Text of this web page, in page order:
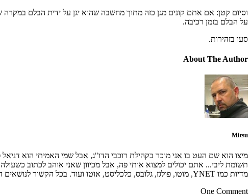
וסיום קטן: אם אתם קונים מגן כזה מתוך מחשבה שהוא יגן על ידית הבלם
על הבלם בזמן רכיבה.
סעו בזהירות.
About The Author
Mitsu
מיצו הוא שם העט בו אני מוכר בקהילת רוכבי הדו"ג, אבל שמי האמיתי הוא
תשומת ליבי... אתם יכולים למצוא אותי פה, אבל מכיוון שאני אוהב לכתוב
מדיות כמו YNET, מוטו, פולגז, גלובס, כלכליסט, אוטו ועוד. בכל הקשור לנושאים המופיעים באתר זה ניתן ליצור איתי קשר דרך הקישור המופיע בראש כל דף.
One Comment